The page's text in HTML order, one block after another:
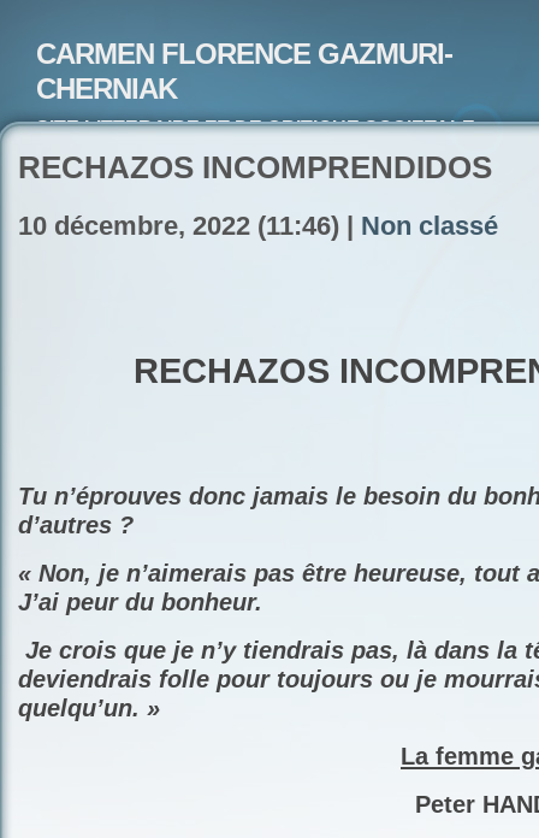
CARMEN FLORENCE GAZMURI-
CHERNIAK
SITE LITTERAIRE ET DE CRITIQUE SOCIETALE-
RECHAZOS INCOMPRENDIDOS
10 décembre, 2022 (11:46) | Non classé
RECHAZOS
Tu n’éprouves donc jamais le besoin du
d’autres ?
« Non, je n’aimerais pas être heureuse, tout
J’ai peur du bonheur.
Je crois que je n’y tiendrais pas, là dans la
deviendrais folle pour toujours ou je
quelqu’un. »
La femme
Peter